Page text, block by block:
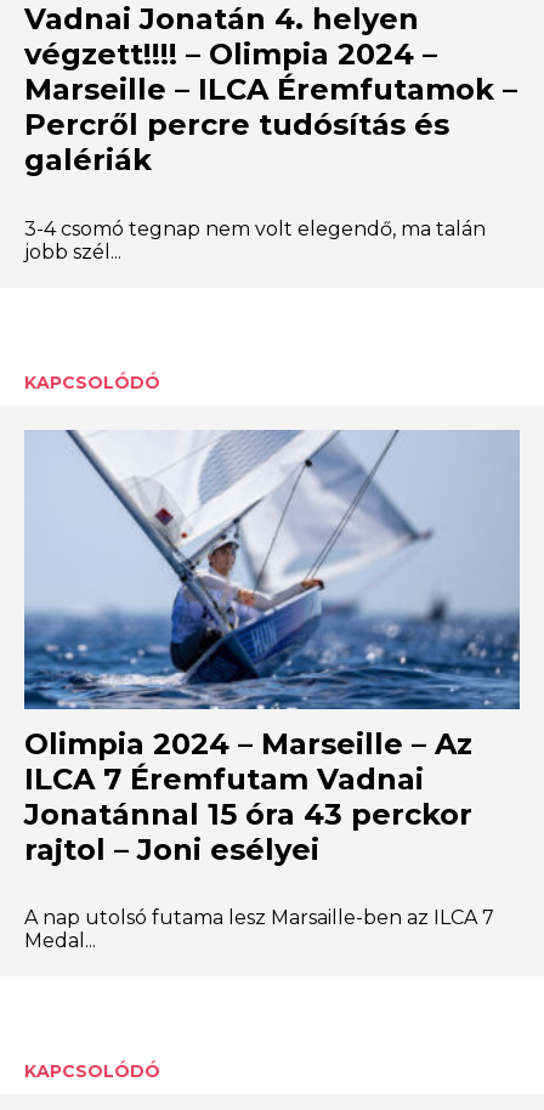
Vadnai Jonatán 4. helyen
végzett!!!! – Olimpia 2024 –
Marseille – ILCA Éremfutamok –
Percről percre tudósítás és
galériák
3-4 csomó tegnap nem volt elegendő, ma talán
jobb szél...
KAPCSOLÓDÓ
Olimpia 2024 – Marseille – Az
ILCA 7 Éremfutam Vadnai
Jonatánnal 15 óra 43 perckor
rajtol – Joni esélyei
A nap utolsó futama lesz Marsaille-ben az ILCA 7
Medal...
KAPCSOLÓDÓ